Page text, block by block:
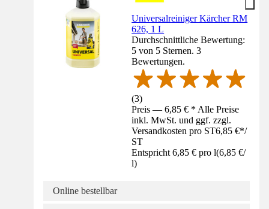
Universalreiniger Kärcher RM
626, 1 L
Durchschnittliche Bewertung:
5 von 5 Sternen. 3
Bewertungen.
(3)
Preis — 6,85 € * Alle Preise
inkl. MwSt. und ggf. zzgl.
Versandkosten pro ST6,85 €*/
ST
Entspricht 6,85 € pro l(6,85 €/
l)
Online bestellbar